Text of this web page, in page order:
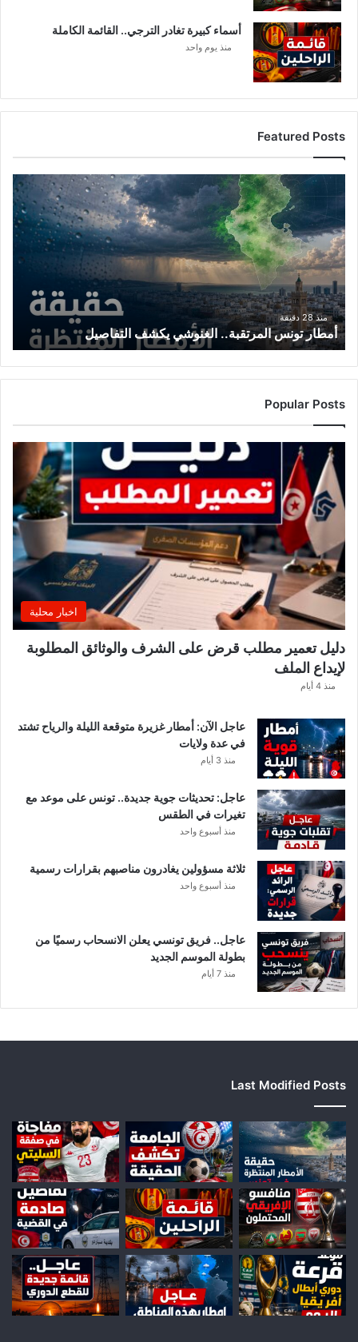
أسماء كبيرة تغادر الترجي.. القائمة الكاملة
منذ يوم واحد
Featured Posts
أمطار
تونس
المرتقبة..
الغنوشي
يكشف
التفاصيل
منذ 28 دقيقة
أمطار تونس المرتقبة.. الغنوشي يكشف التفاصيل
Popular Posts
اخبار محلية
دليل تعمير مطلب قرض على الشرف والوثائق المطلوبة
لإيداع الملف
منذ 4 أيام
عاجل الآن: أمطار غزيرة متوقعة الليلة والرياح تشتد
في عدة ولايات
منذ 3 أيام
عاجل: تحديثات جوية جديدة.. تونس على موعد مع
تغيرات في الطقس
منذ أسبوع واحد
ثلاثة مسؤولين يغادرون مناصبهم بقرارات رسمية
منذ أسبوع واحد
عاجل.. فريق تونسي يعلن الانسحاب رسميًا من
بطولة الموسم الجديد
منذ 7 أيام
Last Modified Posts